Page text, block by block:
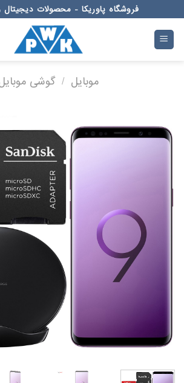
to
content
فروشگاه پاوریکا - محصولات
موبایل / گوشی